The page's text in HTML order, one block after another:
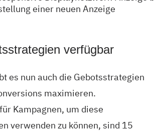
einer neuen Anzeige
verfügbar
es nun auch die Gebotsstrategien
maximieren.
Kampagnen, um diese
verwenden zu können, sind 15